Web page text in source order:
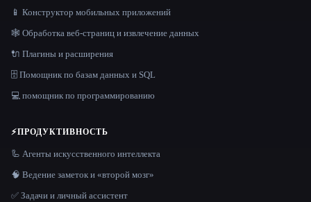
📱 Конструктор мобильных приложений
🕸️ Обработка веб-страниц и извлечение данных
🔌 Плагины и расширения
🗄️ Помощник по базам данных и SQL
💻 помощник по программированию
⚡ПРОДУКТИВНОСТЬ
🦾 Агенты искусственного интеллекта
🧠 Ведение заметок и «второй мозг»
✅ Задачи и личный ассистент